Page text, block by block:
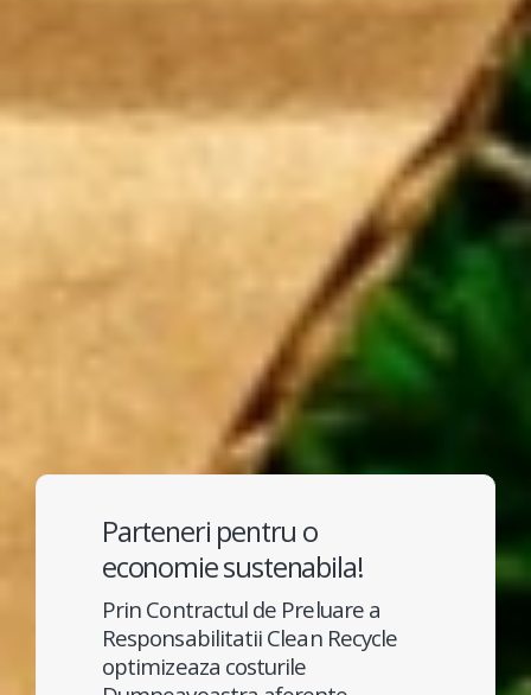
Parteneri pentru o
economie sustenabila!
Prin Contractul de Preluare a
Responsabilitatii Clean Recycle
optimizeaza costurile